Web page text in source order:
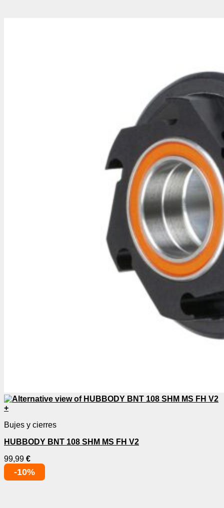
+
Bujes y cierres
HUBBODY BNT 108 SHM MS FH V2
99,99 €
-10%